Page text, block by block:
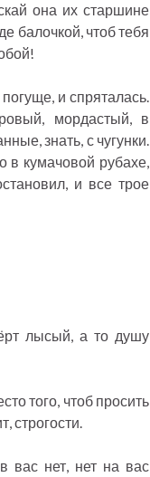
она их старшине
балочкой, чтоб тебя
и спряталась.
мордастый, в
знать, с чугунки.
в кумачовой рубахе,
и все трое
лысый, а то душу
того, чтоб просить
строгости.
вас нет, нет на вас